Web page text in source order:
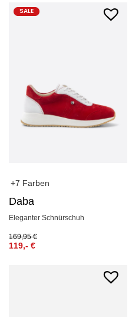
SALE
+7 Farben
Daba
Eleganter Schnürschuh
169,95€
119,- €